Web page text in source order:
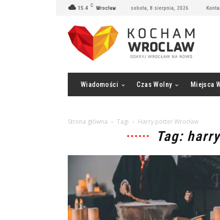
15.4 C Wrocław sobota, 8 sierpnia, 2026
Wiadomości Czas Wolny Miejsca
Strona główna Tagi Harry potter Wrocław
Tag: